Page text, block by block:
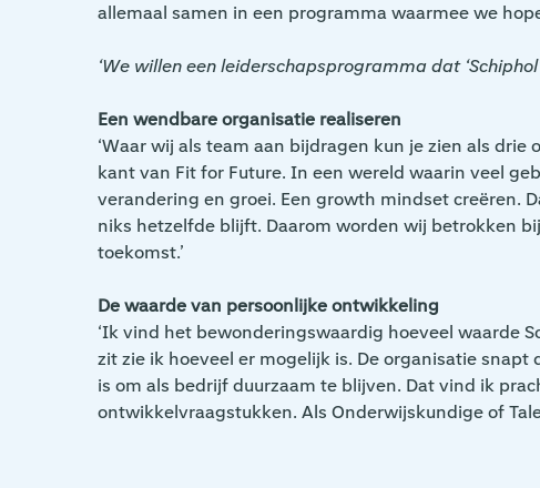
allemaal samen in een programma waarmee we
‘We willen een leiderschapsprogramma dat
Een wendbare organisatie realiseren
‘Waar wij als team aan bijdragen kun je zien als
kant van Fit for Future. In een wereld waarin veel
verandering en groei. Een growth mindset creëren.
niks hetzelfde blijft. Daarom worden wij betrokken
toekomst.’
De waarde van persoonlijke ontwikkeling
‘Ik vind het bewonderingswaardig hoeveel waarde
zit zie ik hoeveel er mogelijk is. De organisatie
is om als bedrijf duurzaam te blijven. Dat vind ik
ontwikkelvraagstukken. Als Onderwijskundige of